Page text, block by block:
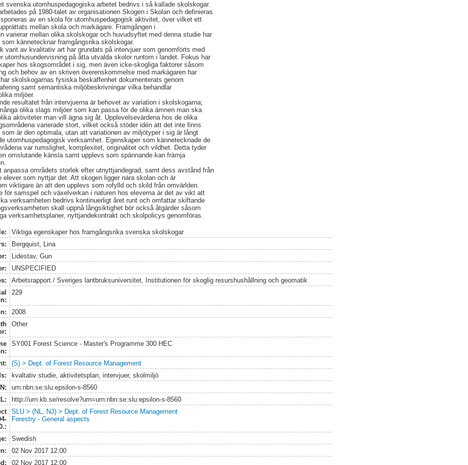
svenska utomhuspedagogiska arbetet bedrivs i så kallade skolskogar.
på 1980-talet av organisationen Skogen i Skolan och definieras
av en skola för utomhuspedagogisk aktivitet, över vilket ett
mellan skola och markägare. Framgången i
varierar mellan olika skolskogar och huvudsyftet med denna studie har
kännetecknar framgångsrika skolskogar.
varit av kvalitativ art har grundats på intervjuer som genomförts med
utomhusundervisning på åtta utvalda skolor runtom i landet. Fokus har
hos skogsområdet i sig, men även icke-skogliga faktorer såsom
och behov av en skriven överenskommelse med markägaren har
skolskogarnas fysiska beskaffenhet dokumenterats genom
samt semantiska miljöbeskrivningar vilka behandlar
miljöer.
resultatet från intervjuerna är behovet av variation i skolskogarna;
olika slags miljöer som kan passa för de olika ämnen man ska
aktiviteter man vill ägna sig åt. Upplevelsevärdena hos de olika
varierade stort, vilket också stöder idén att det inte finns
är den optimala, utan att variationen av miljötyper i sig är långt
utomhuspedagogisk verksamhet. Egenskaper som kännetecknade de
var rumslighet, komplexitet, originalitet och vildhet. Detta tyder
omslutande känsla samt upplevs som spännande kan främja
anpassa områdets storlek efter utnyttjandegrad, samt dess avstånd från
elever som nyttjar det. Att skogen ligger nära skolan och är
viktigare än att den upplevs som rofylld och skild från omvärlden.
för samspel och växelverkan i naturen hos eleverna är det av vikt att
verksamheten bedrivs kontinuerligt året runt och omfattar skiftande
skall uppnå långsiktighet bör också åtgärder såsom
verksamhetsplaner, nyttjandekontrakt och skolpolicys genomföras.
Viktiga egenskaper hos framgångsrika svenska skolskogar
Bergquist, Lina
Lidestav, Gun
UNSPECIFIED
Arbetsrapport / Sveriges lantbruksuniversitet, Institutionen för skoglig resurshushållning och geomatik
229
2008
Other
SY001 Forest Science - Master's Programme 300 HEC
(S) > Dept. of Forest Resource Management
kvaltativ studie, aktivitetsplan, intervjuer, skolmiljö
urn:nbn:se:slu:epsilon-s-8560
http://urn.kb.se/resolve?urn=urn:nbn:se:slu:epsilon-s-8560
SLU > (NL, NJ) > Dept. of Forest Resource Management
Forestry - General aspects
Swedish
02 Nov 2017 12:00
02 Nov 2017 12:00